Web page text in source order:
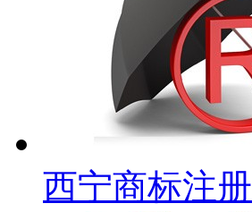
西宁商标注册